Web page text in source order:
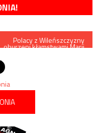
Polacy z Wileńszczyzny
oburzeni kłamstwami Marii